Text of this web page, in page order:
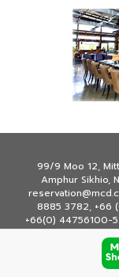
99/9 Moo 12,
Amphur Sikhio,
8885 3782, +66
+66(0) 44756100-
Resort &